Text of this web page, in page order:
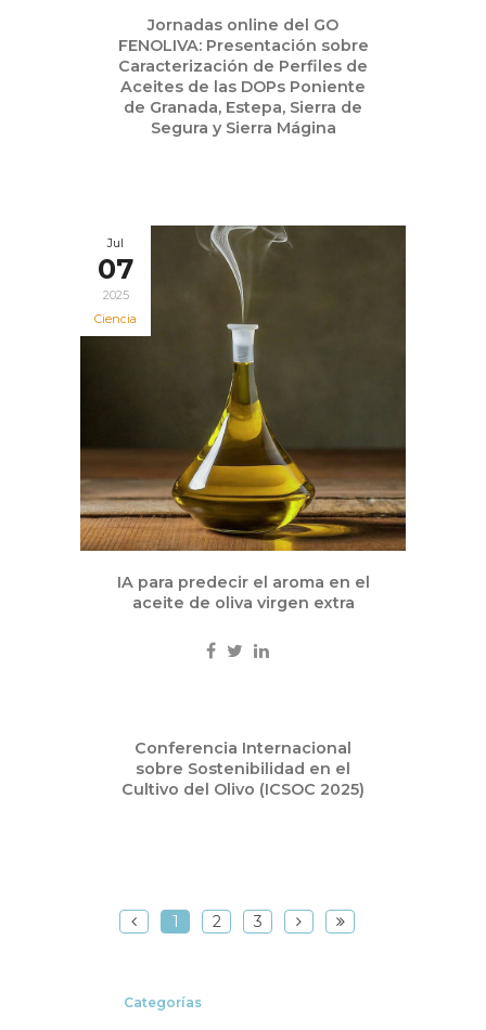
2025
Jornadas online del GO
FENOLIVA: Presentación sobre
Caracterización de Perfiles de
Aceites de las DOPs Poniente
de Granada, Estepa, Sierra de
Segura y Sierra Mágina
Jul
07
2025
Ciencia
IA para predecir el aroma en el
aceite de oliva virgen extra
Conferencia Internacional
sobre Sostenibilidad en el
Cultivo del Olivo (ICSOC 2025)
1 2 3
Categorías